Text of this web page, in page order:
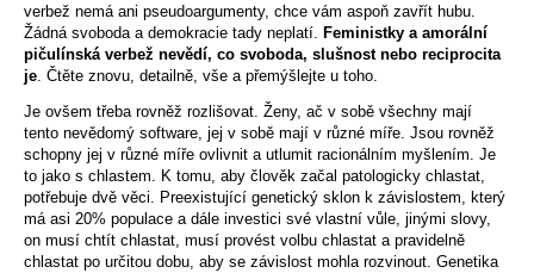
verbež nemá ani pseudoargumenty, chce vám aspoň zavřít hubu.
Žádná svoboda a demokracie tady neplatí.
Feministky a amorální
pičulínská verbež nevědí, co svoboda, slušnost nebo reciprocita
je . Čtěte znovu, detailně, vše a přemýšlejte u toho.
Je ovšem třeba rovněž rozlišovat. Ženy, ač v sobě všechny mají
tento nevědomý software, jej v sobě mají v různé míře. Jsou rovněž
schopny jej v různé míře ovlivnit a utlumit racionálním myšlením. Je
to jako s chlastem. K tomu, aby člověk začal patologicky chlastat,
potřebuje dvě věci. Preexistující genetický sklon k závislostem, který
má asi 20% populace a dále investici své vlastní vůle, jinými slovy,
on musí chtít chlastat, musí provést volbu chlastat a pravidelně
chlastat po určitou dobu, aby se závislost mohla rozvinout. Genetika